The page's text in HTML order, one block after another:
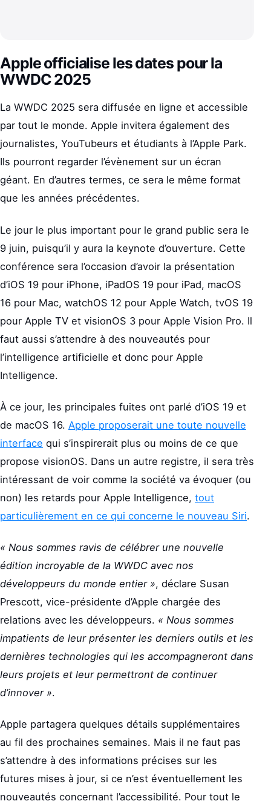
Apple officialise les dates pour la
WWDC 2025
La WWDC 2025 sera diffusée en ligne et accessible
par tout le monde. Apple invitera également des
journalistes, YouTubeurs et étudiants à l’Apple Park.
Ils pourront regarder l’évènement sur un écran
géant. En d’autres termes, ce sera le même format
que les années précédentes.
Le jour le plus important pour le grand public sera le
9 juin, puisqu’il y aura la keynote d’ouverture. Cette
conférence sera l’occasion d’avoir la présentation
d’iOS 19 pour iPhone, iPadOS 19 pour iPad, macOS
16 pour Mac, watchOS 12 pour Apple Watch, tvOS 19
pour Apple TV et visionOS 3 pour Apple Vision Pro. Il
faut aussi s’attendre à des nouveautés pour
l’intelligence artificielle et donc pour Apple
Intelligence.
À ce jour, les principales fuites ont parlé d’iOS 19 et
de macOS 16. Apple proposerait une toute nouvelle
interface qui s’inspirerait plus ou moins de ce que
propose visionOS. Dans un autre registre, il sera très
intéressant de voir comme la société va évoquer (ou
non) les retards pour Apple Intelligence, tout
particulièrement en ce qui concerne le nouveau Siri.
« Nous sommes ravis de célébrer une nouvelle
édition incroyable de la WWDC avec nos
développeurs du monde entier », déclare Susan
Prescott, vice-présidente d’Apple chargée des
relations avec les développeurs. « Nous sommes
impatients de leur présenter les derniers outils et les
dernières technologies qui les accompagneront dans
leurs projets et leur permettront de continuer
d’innover ».
Apple partagera quelques détails supplémentaires
au fil des prochaines semaines. Mais il ne faut pas
s’attendre à des informations précises sur les
futures mises à jour, si ce n’est éventuellement les
nouveautés concernant l’accessibilité. Pour tout le